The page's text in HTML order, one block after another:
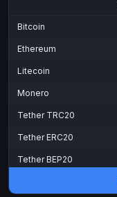
Bitcoin
Ethereum
Litecoin
Monero
Tether TRC20
Tether ERC20
Tether BEP20